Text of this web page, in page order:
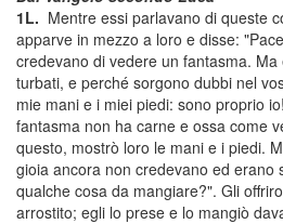
1L. Mentre essi parlavano di queste
apparve in mezzo a loro e disse:
credevano di vedere un fantasma.
turbati, e perché sorgono dubbi nel
mie mani e i miei piedi: sono proprio
fantasma non ha carne e ossa come
questo, mostrò loro le mani e i piedi.
gioia ancora non credevano ed erano
qualche cosa da mangiare?". Gli
arrostito; egli lo prese e lo mangiò